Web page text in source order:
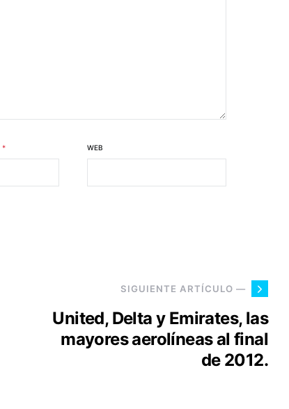
* WEB
SIGUIENTE ARTÍCULO —
United, Delta y Emirates, las
mayores aerolíneas al final
de 2012.